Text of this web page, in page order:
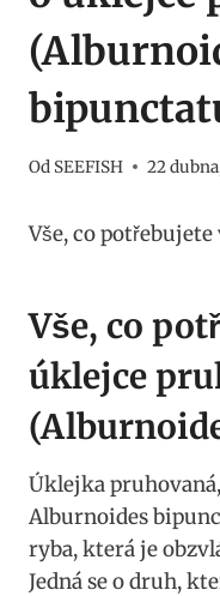
Od SEEFISH 22
Vše, co
Vše, co
úklejce
Úklejka
Alburnoides​
ryba, která ⁢je
‍Jedná se ⁢o druh,